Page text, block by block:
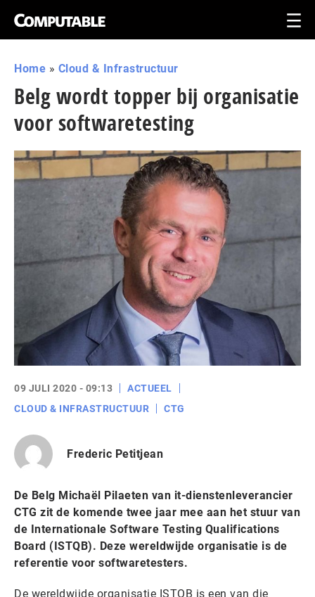
Home » Cloud & Infrastructuur
Belg wordt topper bij organisatie
voor softwaretesting
09 JULI 2020 - 09:13
ACTUEEL
CLOUD & INFRASTRUCTUUR
CTG
Frederic Petitjean
De Belg Michaël Pilaeten van it-dienstenleverancier
CTG zit de komende twee jaar mee aan het stuur van
de Internationale Software Testing Qualifications
Board (ISTQB). Deze wereldwijde organisatie is de
referentie voor softwaretesters.
De wereldwijde organisatie ISTQB is een van die